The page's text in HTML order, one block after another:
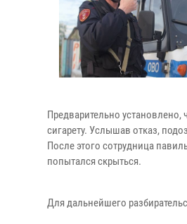
Предварительно
сигарету. Услышав отказ,
После этого сотрудница
попытался скрыться.
Для дальнейшего